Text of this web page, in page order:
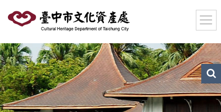
要
內
容
區
塊
文
化
資